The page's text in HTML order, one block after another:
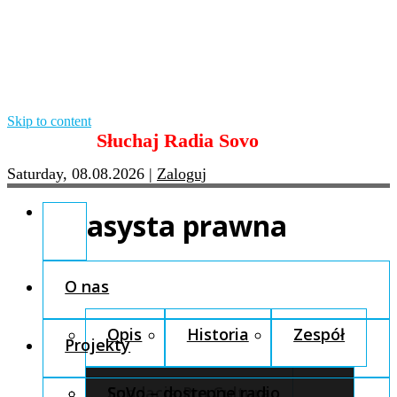
Skip to content
Słuchaj Radia Sovo
Saturday, 08.08.2026 | Zaloguj
O nas
Opis Historia Zespół
Fundacja Pro Cultura
Projekty
SoVo – dostępne radio
asysta prawna